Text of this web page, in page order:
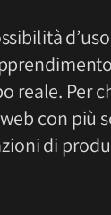
reale. Per
con più
di